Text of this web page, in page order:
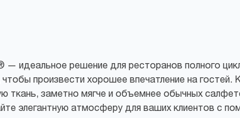
идеальное решение для ресторанов полного
произвести хорошее впечатление на гостей.
заметно мягче и объемнее обычных
элегантную атмосферу для ваших клиентов с